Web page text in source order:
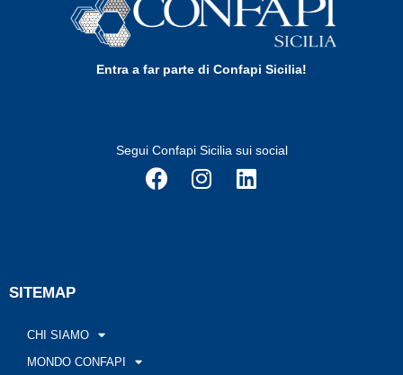
Entra a far parte di Confapi Sicilia!
Segui Confapi Sicilia sui social
SITEMAP
CHI SIAMO
MONDO CONFAPI